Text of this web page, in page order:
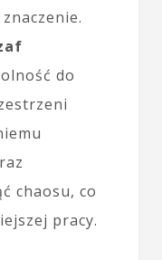
do
chaosu, co
pracy.